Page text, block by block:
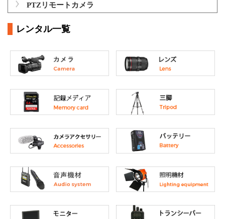
PTZリモートカメラ
レンタル一覧